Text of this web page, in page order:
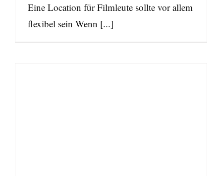
Eine Location für Filmleute sollte vor allem
flexibel sein Wenn [...]